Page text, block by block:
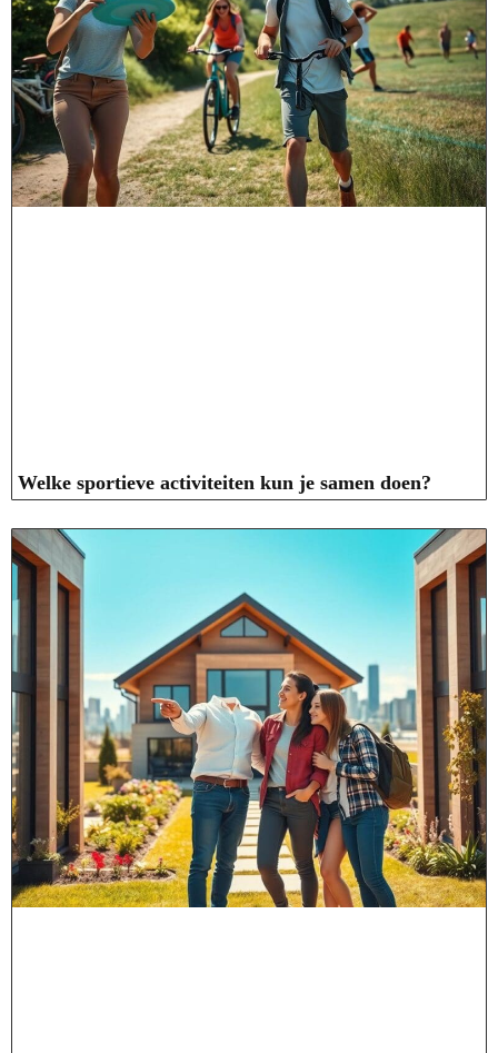
Welke sportieve activiteiten kun je samen doen?